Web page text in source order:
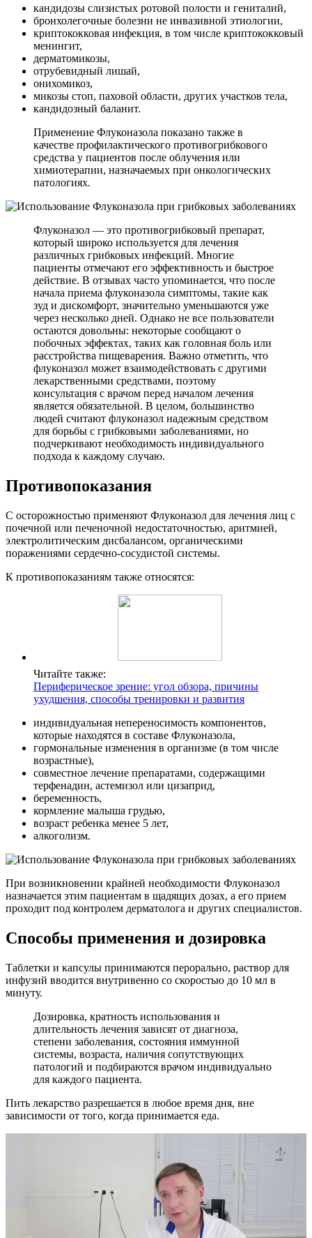
кандидозы слизистых ротовой полости и гениталий,
бронхолегочные болезни не инвазивной этиологии,
криптококковая инфекция, в том числе криптококковый
менингит,
дерматомикозы,
отрубевидный лишай,
онихомикоз,
микозы стоп, паховой области, других участков тела,
кандидозный баланит.
Применение Флуконазола показано также в
качестве профилактического противогрибкового
средства у пациентов после облучения или
химиотерапии, назначаемых при онкологических
патологиях.
Флуконазол — это противогрибковый препарат,
который широко используется для лечения
различных грибковых инфекций. Многие
пациенты отмечают его эффективность и быстрое
действие. В отзывах часто упоминается, что после
начала приема флуконазола симптомы, такие как
зуд и дискомфорт, значительно уменьшаются уже
через несколько дней. Однако не все пользователи
остаются довольны: некоторые сообщают о
побочных эффектах, таких как головная боль или
расстройства пищеварения. Важно отметить, что
флуконазол может взаимодействовать с другими
лекарственными средствами, поэтому
консультация с врачом перед началом лечения
является обязательной. В целом, большинство
людей считают флуконазол надежным средством
для борьбы с грибковыми заболеваниями, но
подчеркивают необходимость индивидуального
подхода к каждому случаю.
Противопоказания
С осторожностью применяют Флуконазол для лечения лиц с
почечной или печеночной недостаточностью, аритмией,
электролитическим дисбалансом, органическими
поражениями сердечно-сосудистой системы.
К противопоказаниям также относятся:
Читайте также:
Периферическое зрение: угол обзора, причины
ухудшения, способы тренировки и развития
индивидуальная непереносимость компонентов,
которые находятся в составе Флуконазола,
гормональные изменения в организме (в том числе
возрастные),
совместное лечение препаратами, содержащими
терфенадин, астемизол или цизаприд,
беременность,
кормление малыша грудью,
возраст ребенка менее 5 лет,
алкоголизм.
При возникновении крайней необходимости Флуконазол
назначается этим пациентам в щадящих дозах, а его прием
проходит под контролем дерматолога и других специалистов.
Способы применения и дозировка
Таблетки и капсулы принимаются перорально, раствор для
инфузий вводится внутривенно со скоростью до 10 мл в
минуту.
Дозировка, кратность использования и
длительность лечения зависят от диагноза,
степени заболевания, состояния иммунной
системы, возраста, наличия сопутствующих
патологий и подбираются врачом индивидуально
для каждого пациента.
Пить лекарство разрешается в любое время дня, вне
зависимости от того, когда принимается еда.